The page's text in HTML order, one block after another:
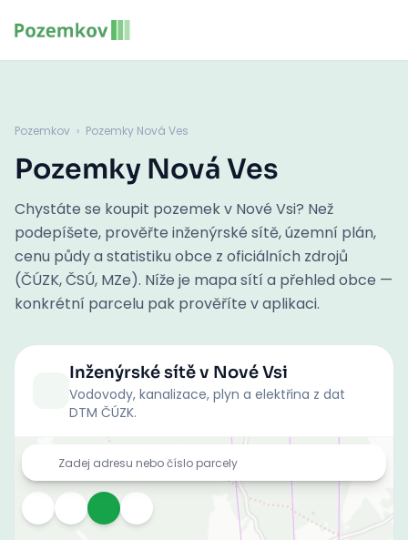
Pozemkov › Pozemky Nová Ves
Pozemky Nová Ves
Chystáte se koupit pozemek v Nové Vsi? Než
podepíšete, prověřte inženýrské sítě, územní plán,
cenu půdy a statistiku obce z oficiálních zdrojů
(ČÚZK, ČSÚ, MZe). Níže je mapa sítí a přehled obce —
konkrétní parcelu pak prověříte v aplikaci.
Inženýrské sítěv Nové Vsi
Vodovody, kanalizace, plyn a elektřina z dat
DTM ČÚZK.